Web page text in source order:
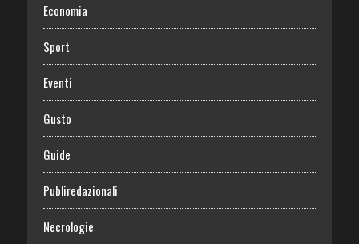
Economia
Sport
Eventi
Gusto
Guide
Publiredazionali
Necrologie